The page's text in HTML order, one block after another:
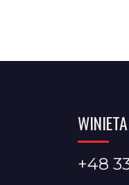
+48